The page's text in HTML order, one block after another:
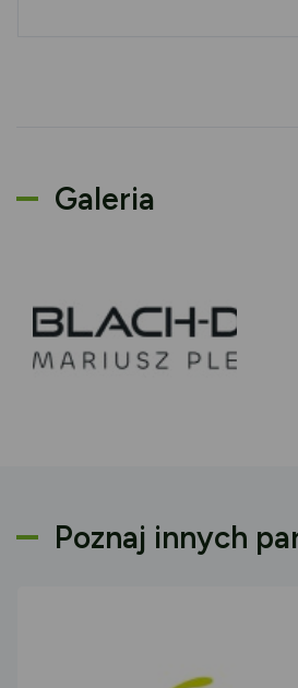
Galeria
Poznaj innych